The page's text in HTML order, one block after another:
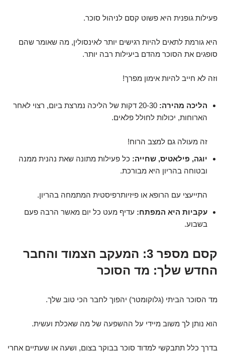
פעילות גופנית היא פשוט קסם לניהול סוכר.
היא גורמת לתאים להיות רגישים יותר לאינסולין, מה שאומר שהם
סופגים את הסוכר מהדם ביעילות רבה יותר.
וזה לא חייב להיות אימון מפרך!
הליכה מהירה:
20-30 דקות של הליכה נמרצת ביום, רצוי לאחר
הארוחות, יכולות לחולל פלאים.
זה מעולה גם למצב הרוח!
יוגה, פילאטיס, שחייה: כל פעילות מתונה שאת נהנית ממנה
ובטוחה בהריון היא מבורכת.
התייעצי עם הרופא או פיזיותרפיסטית המתמחה בהריון.
עקביות היא המפתח: עדיף מעט כל יום מאשר הרבה פעם
בשבוע.
קסם מספר 3: המעקב הצמוד והחבר
החדש שלך: מד הסוכר
מד הסוכר הביתי (גלוקומטר) יהפוך לחבר הכי טוב שלך.
הוא נותן לך משוב מיידי על ההשפעה של מה שאכלת ועשית.
בדרך כלל תתבקשי למדוד סוכר בבוקר בצום, ושעה או שעתיים אחרי